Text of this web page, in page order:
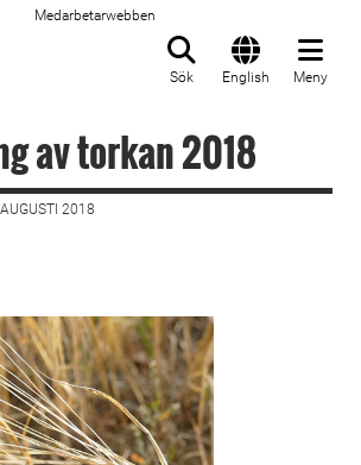
Medarbetarwebben
Sök English Meny
av torkan 2018
2018